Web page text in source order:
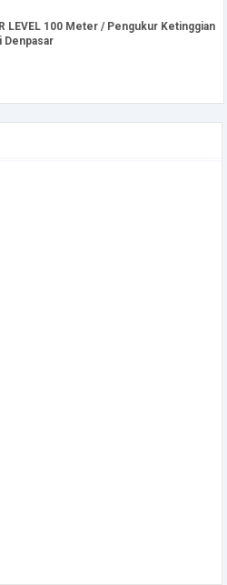
LEVEL 100 Meter / Pengukur Ketinggian
Denpasar